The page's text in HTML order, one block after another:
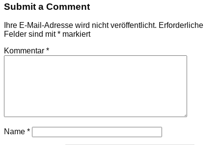
Submit a Comment
Ihre E-Mail-Adresse wird nicht veröffentlicht. Erforderliche
Felder sind mit* markiert
Kommentar *
Name *